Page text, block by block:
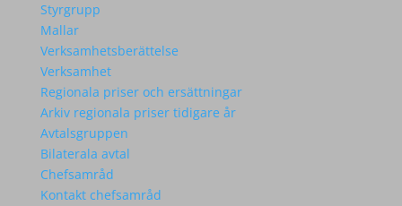
Styrgrupp
Mallar
Verksamhetsberättelse
Verksamhet
Regionala priser och ersättningar
Arkiv regionala priser tidigare år
Avtalsgruppen
Bilaterala avtal
Chefsamråd
Kontakt chefsamråd